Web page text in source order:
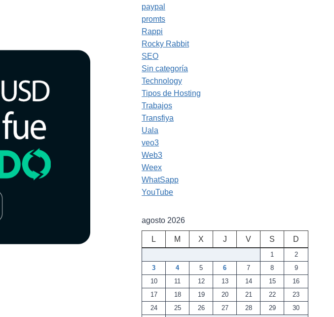
paypal
promts
Rappi
Rocky Rabbit
SEO
Sin categoría
Technology
Tipos de Hosting
Trabajos
Transfiya
Uala
veo3
Web3
Weex
WhatSapp
YouTube
agosto 2026
L M X J V S D
1
2
3
4 5 6 7 8
9
10
11 12 13 14 15
16
17
18 19 20 21 22
23
24
25 26 27 28 29
30